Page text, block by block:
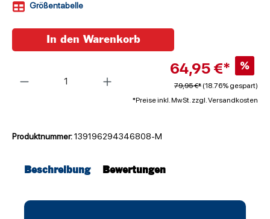
Größentabelle
64,95 €* %
79,95 €* (18.76% gespart)
*Preise inkl. MwSt. zzgl. Versandkosten
In den Warenkorb
Produktnummer:139196294346808-M
Beschreibung Bewertungen